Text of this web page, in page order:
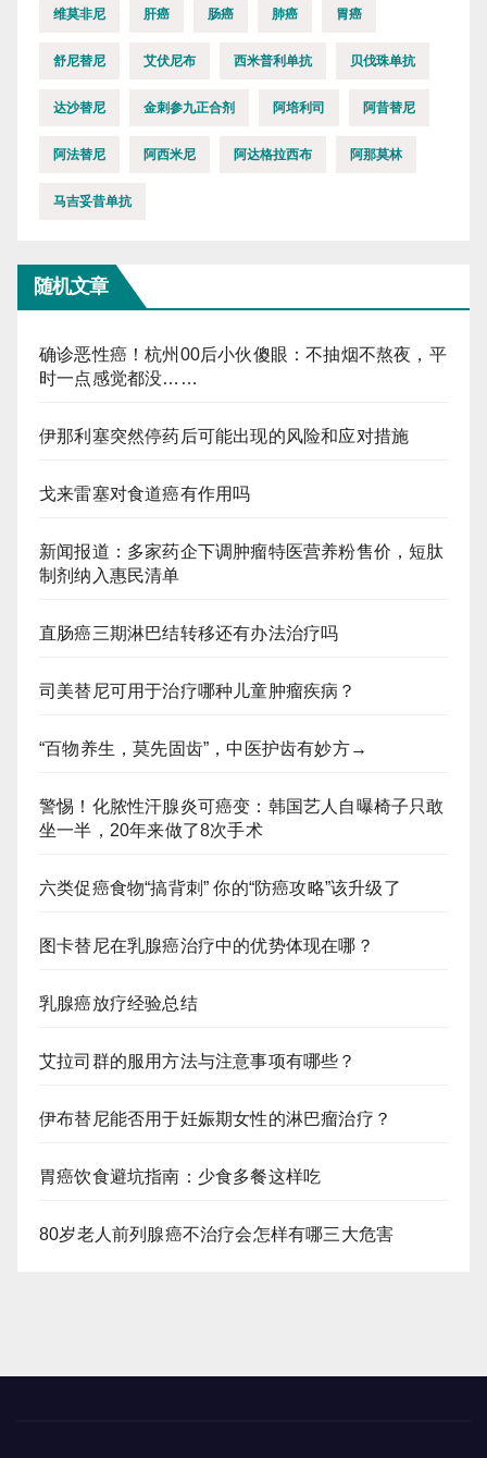
维莫非尼 肝癌 肠癌 肺癌 胃癌
舒尼替尼 艾伏尼布 西米普利单抗 贝伐珠单抗
达沙替尼 金刺参九正合剂 阿培利司 阿昔替尼
阿法替尼 阿西米尼 阿达格拉西布 阿那莫林
马吉妥昔单抗
随机文章
确诊恶性癌！杭州00后小伙傻眼：不抽烟不熬夜，平
时一点感觉都没……
伊那利塞突然停药后可能出现的风险和应对措施
戈来雷塞对食道癌有作用吗
新闻报道：多家药企下调肿瘤特医营养粉售价，短肽
制剂纳入惠民清单
直肠癌三期淋巴结转移还有办法治疗吗
司美替尼可用于治疗哪种儿童肿瘤疾病？
“百物养生，莫先固齿”，中医护齿有妙方→
警惕！化脓性汗腺炎可癌变：韩国艺人自曝椅子只敢
坐一半，20年来做了8次手术
六类促癌食物“搞背刺” 你的“防癌攻略”该升级了
图卡替尼在乳腺癌治疗中的优势体现在哪？
乳腺癌放疗经验总结
艾拉司群的服用方法与注意事项有哪些？
伊布替尼能否用于妊娠期女性的淋巴瘤治疗？
胃癌饮食避坑指南：少食多餐这样吃
80岁老人前列腺癌不治疗会怎样有哪三大危害